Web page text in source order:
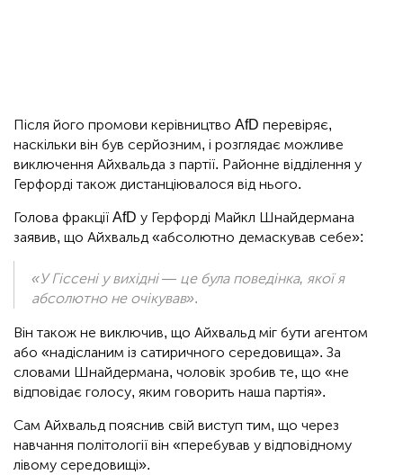
Після його промови керівництво AfD перевіряє,
наскільки він був серйозним, і розглядає можливе
виключення Айхвальда з партії. Районне відділення у
Герфорді також дистанціювалося від нього.
Голова фракції AfD у Герфорді Майкл Шнайдермана
заявив, що Айхвальд «абсолютно демаскував себе»:
«У Гіссені у вихідні — це була поведінка, якої я
абсолютно не очікував».
Він також не виключив, що Айхвальд міг бути агентом
або «надісланим із сатиричного середовища». За
словами Шнайдермана, чоловік зробив те, що «не
відповідає голосу, яким говорить наша партія».
Сам Айхвальд пояснив свій виступ тим, що через
навчання політології він «перебував у відповідному
лівому середовищі».